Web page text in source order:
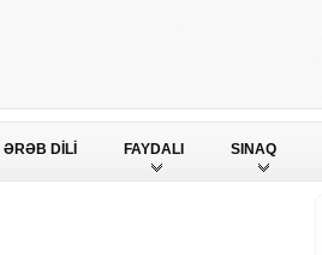
ƏRƏB DİLİ FAYDALI SINAQ